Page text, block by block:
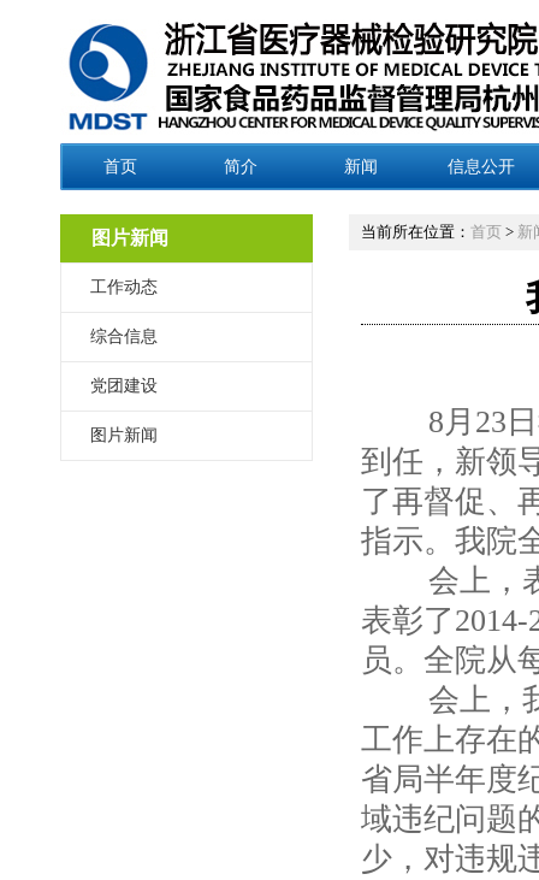
首页 简介 新闻 信息公开
图片新闻
工作动态
综合信息
党团建设
图片新闻
当前所在位置： 首页 > 新
8月23日
到任，新领
了再督促、
指示。我院
会上，表
表彰了
员。全院从
会上，我
工作上存在
省局半年度
域违纪问题
少，对违规